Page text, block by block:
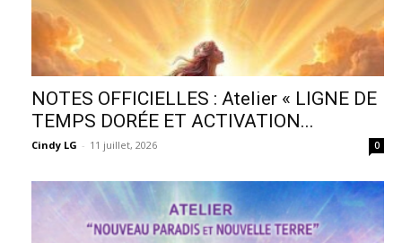
NOTES OFFICIELLES : Atelier « LIGNE DE
TEMPS DORÉE ET ACTIVATION...
Cindy LG - 11 juillet, 2026 0